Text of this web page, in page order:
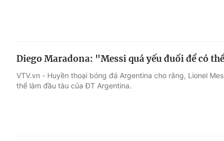
Diego Maradona: "Messi quá yếu đuối để có
VTV.vn - Huyền thoại bóng đá Argentina cho rằng, Lionel
thể làm đầu tàu của ĐT Argentina.